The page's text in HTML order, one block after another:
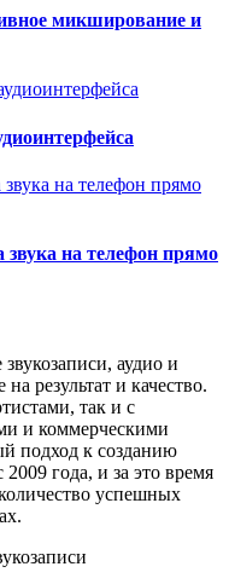
микширование и
звука на телефон прямо
аудио и
результат и качество.
так и с
и коммерческими
подход к созданию
года, и за это время
успешных